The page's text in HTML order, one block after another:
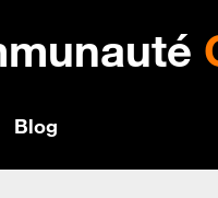
Blog